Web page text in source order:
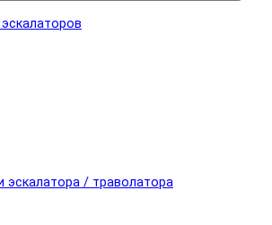
эскалатора / траволатора